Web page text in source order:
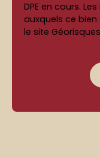
DPE en cours.
auxquels ce
le site